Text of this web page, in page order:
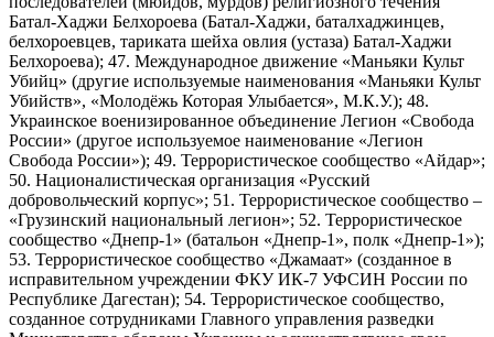
Батал-Хаджи Белхороева (Батал-Хаджи, баталхаджинцев,
белхороевцев, тариката шейха овлия (устаза) Батал-Хаджи
Белхороева); 47. Международное движение «Маньяки Культ
Убийц» (другие используемые наименования «Маньяки Культ
Убийств», «Молодёжь Которая Улыбается», М.К.У.); 48.
Украинское военизированное объединение Легион «Свобода
России» (другое используемое наименование «Легион
Свобода России»); 49. Террористическое сообщество «Айдар»;
50. Националистическая организация «Русский
добровольческий корпус»; 51. Террористическое сообщество –
«Грузинский национальный легион»; 52. Террористическое
сообщество «Днепр-1» (батальон «Днепр-1», полк «Днепр-1»);
53. Террористическое сообщество «Джамаат» (созданное в
исправительном учреждении ФКУ ИК-7 УФСИН России по
Республике Дагестан); 54. Террористическое сообщество,
созданное сотрудниками Главного управления разведки